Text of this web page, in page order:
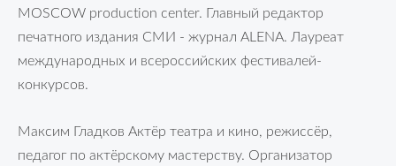
MOSCOW production center. Главный редактор
печатного издания СМИ - журнал ALENA. Лауреат
международных и всероссийских фестивалей-
конкурсов.
Максим Гладков Актёр театра и кино, режиссёр,
педагог по актёрскому мастерству. Организатор